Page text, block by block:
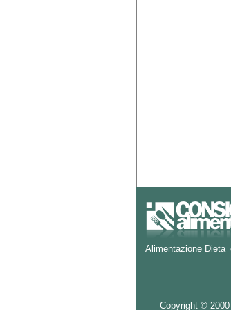
Alimentazione Dieta
Copyright ©